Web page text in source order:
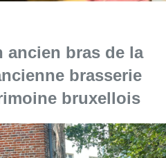
ancien bras de la
brasserie
bruxellois